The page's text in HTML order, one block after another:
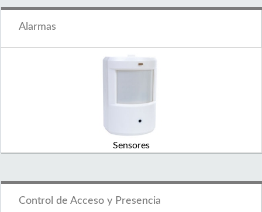
Alarmas
Sensores
Control de Acceso y Presencia